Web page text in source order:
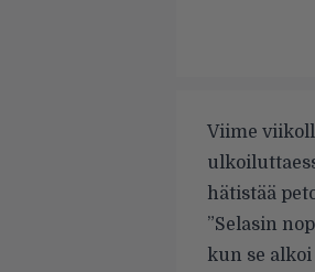
Viime
hätistää
”Selasin
kun se